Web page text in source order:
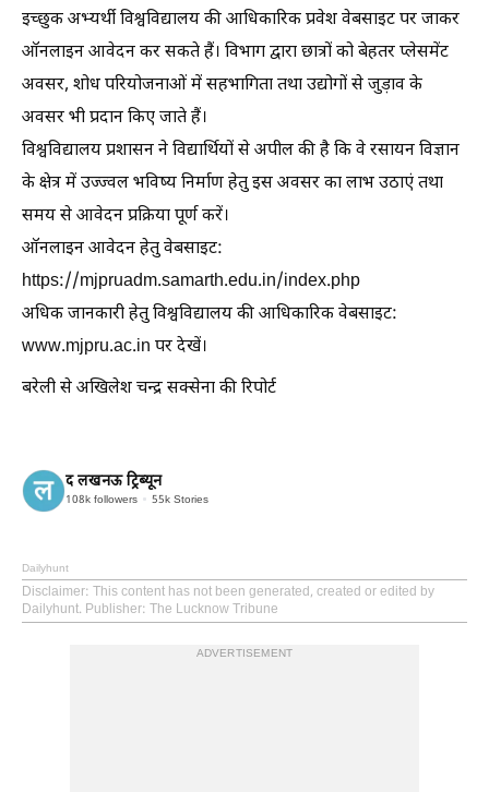
इच्छुक अभ्यर्थी विश्वविद्यालय की आधिकारिक प्रवेश वेबसाइट पर जाकर
ऑनलाइन आवेदन कर सकते हैं। विभाग द्वारा छात्रों को बेहतर प्लेसमेंट
अवसर, शोध परियोजनाओं में सहभागिता तथा उद्योगों से जुड़ाव के
अवसर भी प्रदान किए जाते हैं।
विश्वविद्यालय प्रशासन ने विद्यार्थियों से अपील की है कि वे रसायन विज्ञान
के क्षेत्र में उज्ज्वल भविष्य निर्माण हेतु इस अवसर का लाभ उठाएं तथा
समय से आवेदन प्रक्रिया पूर्ण करें।
ऑनलाइन आवेदन हेतु वेबसाइट:
https://mjpruadm.samarth.edu.in/index.php
अधिक जानकारी हेतु विश्वविद्यालय की आधिकारिक वेबसाइट:
www.mjpru.ac.in पर देखें।
बरेली से अखिलेश चन्द्र सक्सेना की रिपोर्ट
द लखनऊ ट्रिब्यून
108k followers 55k Stories
Dailyhunt
Disclaimer: This content has not been generated, created or edited by
Dailyhunt. Publisher: The Lucknow Tribune
ADVERTISEMENT